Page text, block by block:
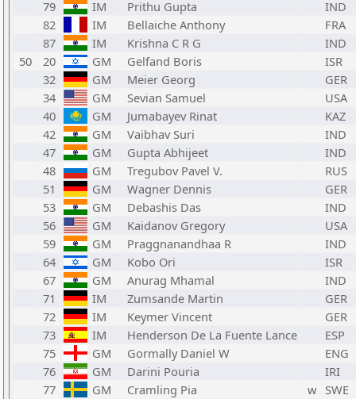
79
IM Prithu Gupta
IND
82
IM Bellaiche Anthony
FRA
87
IM Krishna C R G
IND
50
20 GM Gelfand Boris
ISR
32
GM Meier Georg
GER
34
GM Sevian Samuel
USA
40
GM Jumabayev Rinat
KAZ
42
GM Vaibhav Suri
IND
47
GM Gupta Abhijeet
IND
48
GM Tregubov Pavel V.
RUS
51
GM Wagner Dennis
GER
53
GM Debashis Das
IND
56
GM Kaidanov Gregory
USA
59
GM Praggnanandhaa R
IND
64
GM Kobo Ori
ISR
67
GM Anurag Mhamal
IND
71
IM Zumsande Martin
GER
72
IM Keymer Vincent
GER
73
IM Henderson De La Fuente Lance
ESP
75
GM Gormally Daniel W
ENG
76
GM Darini Pouria
IRI
77
GM Cramling Pia w SWE